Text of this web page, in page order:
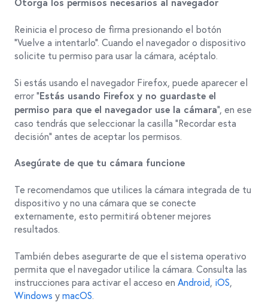
Otorga los permisos necesarios al navegador
Reinicia el proceso de firma presionando el botón
“Vuelve a intentarlo”. Cuando el navegador o dispositivo
solicite tu permiso para usar la cámara, acéptalo.
Si estás usando el navegador Firefox, puede aparecer el
error “ Estás usando Firefox y no guardaste el
permiso para que el navegador use la cámara”, en ese
caso tendrás que seleccionar la casilla “Recordar esta
decisión” antes de aceptar los permisos.
Asegúrate de que tu cámara funcione
Te recomendamos que utilices la cámara integrada de tu
dispositivo y no una cámara que se conecte
externamente, esto permitirá obtener mejores
resultados.
También debes asegurarte de que el sistema operativo
permita que el navegador utilice la cámara. Consulta las
instrucciones para activar el acceso en Android, iOS,
Windows y macOS.